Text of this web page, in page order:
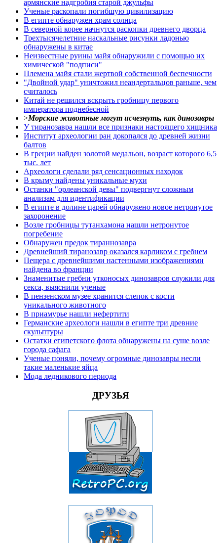
армянские надгробия старой джульфы
Ученые раскопали погибшую цивилизацию
В египте обнаружен храм солнца
В северной корее начнутся раскопки древнего дворца
Трехтысячелетние наскальные рисунки ладонью
обнаружены в китае
Неизвестные руины майя обнаружили с помощью их
химической "подписи"
Племена майя стали жертвой собственной беспечности
"Двойной удар" уничтожил неандертальцов раньше, чем
считалось
Китай не решился вскрыть гробницу первого
императора поднебесной
>Морские животные могут исчезнуть, как динозавры
У тиранозавра нашли все признаки настоящего хищника
Институт археологии ран докопался до древней жизни
балтов
В греции найден золотой медальон, возраст которого 6,5
тыс. лет
Археологи сделали ряд сенсационных находок
В крыму найдены уникальные мухи
Останки "орлеанской девы" подвергнут сложным
анализам для идентификации
В египте в долине царей обнаружено новое нетронутое
захоронение
Возле гробницы тутанхамона нашли нетронутое
погребение
Обнаружен предок тираннозавра
Древнейший тиранозавр оказался карликом с гребнем
Пещера с древнейшими настенными изображениями
найдена во франции
Знаменитые гребни утконосых динозавров служили для
секса, выяснили ученые
В пензенском музее хранится слепок с кости
уникального животного
В приамурье нашли нефертити
Германские археологи нашли в египте три древние
скульптуры
Остатки египетского флота обнаружены на суше возле
города сафага
Ученые поняли, почему огромные динозавры несли
такие маленькие яйца
Мода ледникового периода
ДРУЗЬЯ